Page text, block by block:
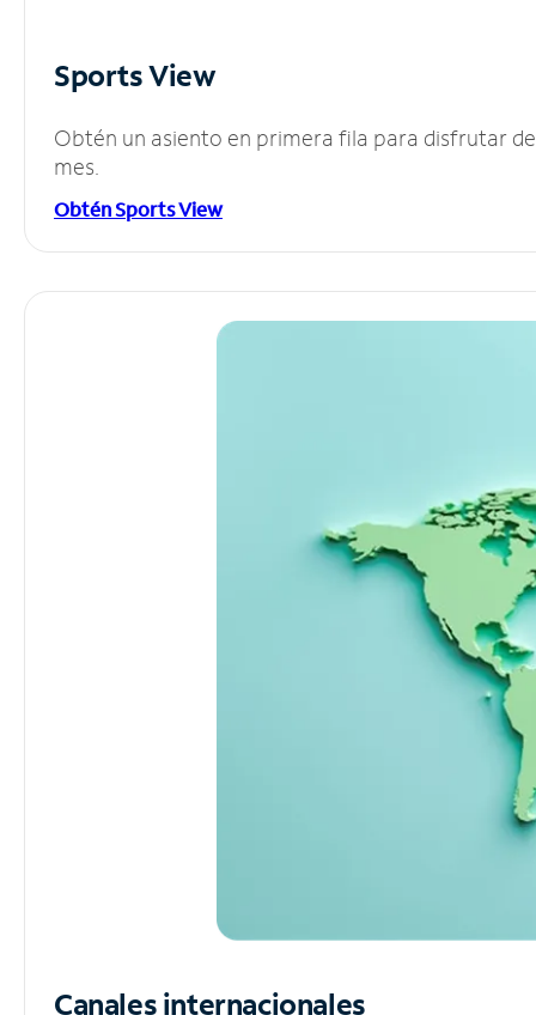
Sports View
Obtén un asiento en primera fila para disfrutar
mes.
Obtén Sports View
Canales internacionales